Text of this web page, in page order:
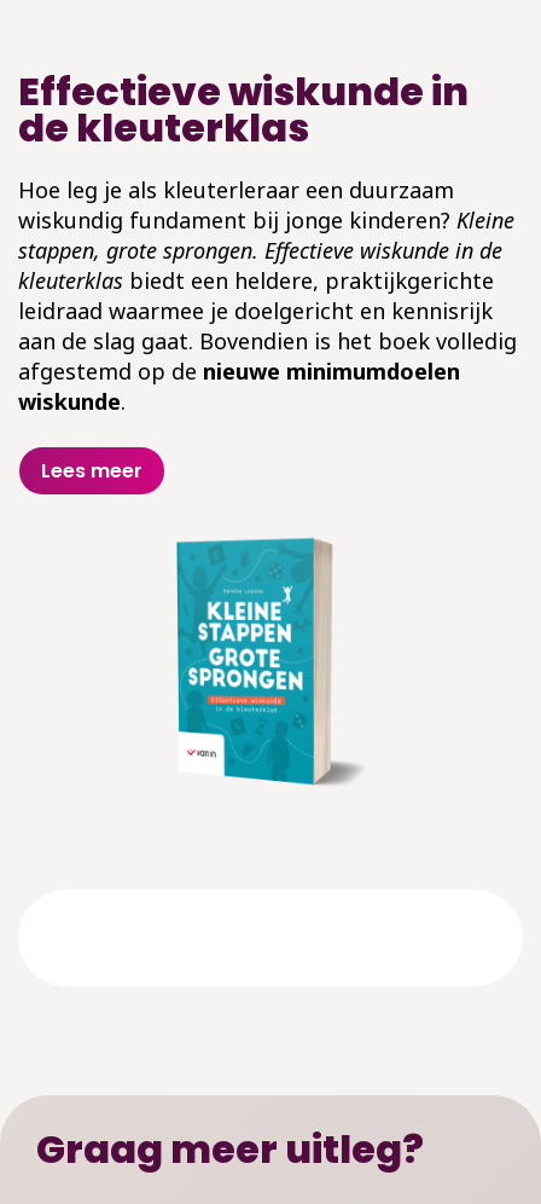
Effectieve wiskunde in
de kleuterklas
Hoe leg je als kleuterleraar een duurzaam
wiskundig fundament bij jonge kinderen? Kleine
stappen, grote sprongen. Effectieve wiskunde in de
kleuterklas biedt een heldere, praktijkgerichte
leidraad waarmee je doelgericht en kennisrijk
aan de slag gaat. Bovendien is het boek volledig
afgestemd op de nieuwe minimumdoelen
wiskunde.
Lees meer
Graag meer uitleg?